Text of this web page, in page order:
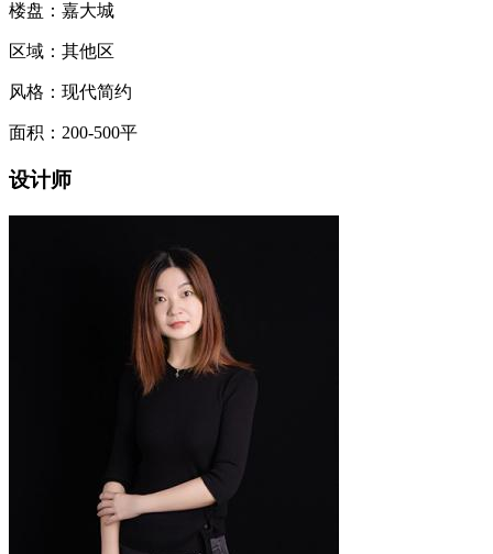
楼盘：嘉大城
区域：其他区
风格：现代简约
面积：200-500平
设计师